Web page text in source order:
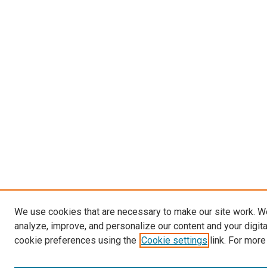
We use cookies that are necessary to make our site work.
analyze, improve, and personalize our content and your
cookie preferences using the Cookie settings link. For